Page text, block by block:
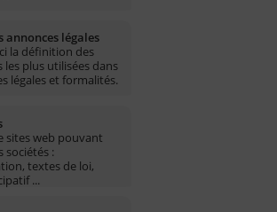
annonces légales
la définition des
les plus utilisées dans
légales et formalités.
sites web pouvant
sociétés :
textes de loi,
...